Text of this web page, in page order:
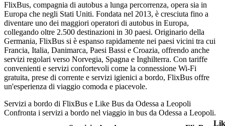
FlixBus, compagnia di autobus a lunga percorrenza, opera sia in
Europa che negli Stati Uniti. Fondata nel 2013, è cresciuta fino a
diventare uno dei maggiori operatori di autobus in Europa,
collegando oltre 2.500 destinazioni in 30 paesi. Originario della
Germania, FlixBus si è espanso rapidamente nei paesi vicini tra cui
Francia, Italia, Danimarca, Paesi Bassi e Croazia, offrendo anche
servizi regolari verso Norvegia, Spagna e Inghilterra. Con tariffe
convenienti e servizi confortevoli come la connessione Wi-Fi
gratuita, prese di corrente e servizi igienici a bordo, FlixBus offre
un'esperienza di viaggio comoda e piacevole.
Servizi a bordo di FlixBus e Like Bus da Odessa a Leopoli
Confronta i servizi a bordo nel viaggio in bus da Odessa a Leopoli.